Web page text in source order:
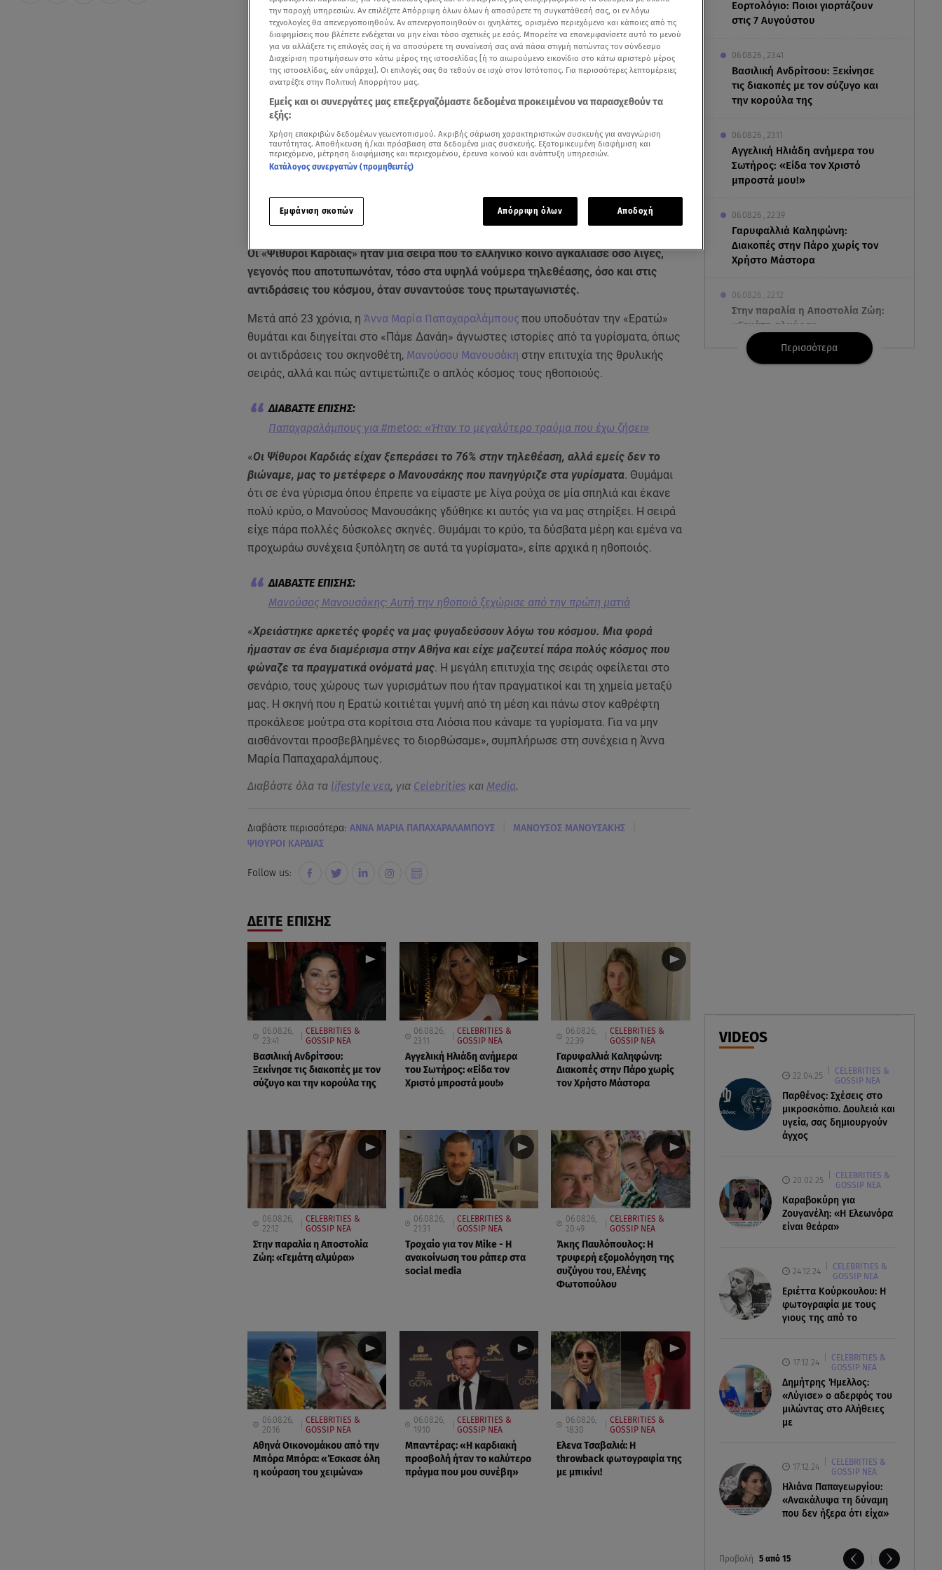
Εορτολόγιο: Ποιοι γιορτάζουν
στις 7 Αυγούστου
06.08.26 , 23:41
Βασιλική Ανδρίτσου: Ξεκίνησε
τις διακοπές με τον σύζυγο και
την κορούλα της
06.08.26 , 23:11
Αγγελική Ηλιάδη ανήμερα του
Σωτήρος: «Είδα τον Χριστό
μπροστά μου!»
06.08.26 , 22:39
Γαρυφαλλιά Καληφώνη:
Διακοπές στην Πάρο χωρίς τον
Χρήστο Μάστορα
06.08.26 , 22:12
Στην παραλία η Αποστολία Ζώη:
«Γεμάτη αλμύρα»
06.08.26 , 22:10
Αθηνά Οικονομάκου από την
Μπόρα Μπόρα: «Έσκασε όλη η
κούραση του χειμώνα»
06.08.26 , 20:04
Σαμοθράκη: Συγκλονιστική
διάσωση 15χρονης από
δύσβατο φαράγγι
Περισσότερα
VIDEOS
22.04.25
CELEBRITIES &
GOSSIP ΝΕΑ
Παρθένος: Σχέσεις στο
μικροσκόπιο. Δουλειά και
υγεία, σας δημιουργούν
άγχος
20.02.25
CELEBRITIES &
GOSSIP ΝΕΑ
Καραβοκύρη για
Ζουγανέλη: «Η Ελεωνόρα
είναι θεάρα»
24.12.24
CELEBRITIES &
GOSSIP ΝΕΑ
Εριέττα Κούρκουλου: Η
φωτογραφία με τους
γιους της από το
17.12.24
CELEBRITIES &
GOSSIP ΝΕΑ
Δημήτρης Ήμελλος:
«Λύγισε» ο αδερφός του
μιλώντας στο Αλήθειες
με
17.12.24
CELEBRITIES &
GOSSIP ΝΕΑ
Ηλιάνα Παπαγεωργίου:
«Ανακάλυψα τη δύναμη
που δεν ήξερα ότι είχα»
Προβολή 5 από 15
Add star.gr on Google
Οι «Ψίθυροι Καρδιάς» ήταν μία σειρά που το ελληνικό κοινό αγκάλιασε όσο λίγες,
γεγονός που αποτυπωνόταν, τόσο στα υψηλά νούμερα τηλεθέασης, όσο και στις
αντιδράσεις του κόσμου, όταν συναντούσε τους πρωταγωνιστές.
Μετά από 23 χρόνια, η Άννα Μαρία Παπαχαραλάμπουςπου υποδυόταν την «Ερατώ»
θυμάται και διηγείται στο «Πάμε Δανάη» άγνωστες ιστορίες από τα γυρίσματα, όπως
οι αντιδράσεις του σκηνοθέτη, Μανούσου Μανουσάκη στην επιτυχία της θρυλικής
σειράς, αλλά και πώς αντιμετώπιζε ο απλός κόσμος τους ηθοποιούς.
Παπαχαραλάμπους για #metoo: «Ήταν το μεγαλύτερο τραύμα που έχω ζήσει»
«Οι Ψίθυροι Καρδιάς είχαν ξεπεράσει το 76% στην τηλεθέαση, αλλά εμείς δεν το
βιώναμε, μας το μετέφερε ο Μανουσάκης που πανηγύριζε στα γυρίσματα. Θυμάμαι
ότι σε ένα γύρισμα όπου έπρεπε να είμαστε με λίγα ρούχα σε μία σπηλιά και έκανε
πολύ κρύο, ο Μανούσος Μανουσάκης γδύθηκε κι αυτός για να μας στηρίξει. Η σειρά
είχε πάρα πολλές δύσκολες σκηνές. Θυμάμαι το κρύο, τα δύσβατα μέρη και εμένα να
προχωράω συνέχεια ξυπόλητη σε αυτά τα γυρίσματα», είπε αρχικά η ηθοποιός.
Μανούσος Μανουσάκης: Αυτή την ηθοποιό ξεχώρισε από την πρώτη ματιά
«Χρειάστηκε αρκετές φορές να μας φυγαδεύσουν λόγω του κόσμου. Μια φορά
ήμασταν σε ένα διαμέρισμα στην Αθήνα και είχε μαζευτεί πάρα πολύς κόσμος που
φώναζε τα πραγματικά ονόματά μας. Η μεγάλη επιτυχία της σειράς οφείλεται στο
σενάριο, τους χώρους των γυρισμάτων που ήταν πραγματικοί και τη χημεία μεταξύ
μας. Η σκηνή που η Ερατώ κοιτιέται γυμνή από τη μέση και πάνω στον καθρέφτη
προκάλεσε μούτρα στα κορίτσια στα Λιόσια που κάναμε τα γυρίσματα. Για να μην
αισθάνονται προσβεβλημένες το διορθώσαμε», συμπλήρωσε στη συνέχεια η Άννα
Μαρία Παπαχαραλάμπους.
Διαβάστε όλα τα lifestyle νεα, για Celebritiesκαι Media.
Διαβάστε περισσότερα: ΑΝΝΑ ΜΑΡΙΑ ΠΑΠΑΧΑΡΑΛΑΜΠΟΥΣ ΜΑΝΟΥΣΟΣ ΜΑΝΟΥΣΑΚΗΣ
ΨΙΘΥΡΟΙ ΚΑΡΔΙΑΣ
Follow us:
ΔΕΙΤΕ ΕΠΙΣΗΣ
06.08.26,
23:41
CELEBRITIES &
GOSSIP ΝΕΑ
Βασιλική Ανδρίτσου:
Ξεκίνησε τις διακοπές με τον
σύζυγο και την κορούλα της
06.08.26,
23:11
CELEBRITIES &
GOSSIP ΝΕΑ
Αγγελική Ηλιάδη ανήμερα
του Σωτήρος: «Είδα τον
Χριστό μπροστά μου!»
06.08.26,
22:39
CELEBRITIES &
GOSSIP ΝΕΑ
Γαρυφαλλιά Καληφώνη:
Διακοπές στην Πάρο χωρίς
τον Χρήστο Μάστορα
06.08.26,
22:12
CELEBRITIES &
GOSSIP ΝΕΑ
Στην παραλία η Αποστολία
Ζώη: «Γεμάτη αλμύρα»
06.08.26,
21:31
CELEBRITIES &
GOSSIP ΝΕΑ
Τροχαίο για τον Mike - Η
ανακοίνωση του ράπερ στα
social media
06.08.26,
20:49
CELEBRITIES &
GOSSIP ΝΕΑ
Άκης Παυλόπουλος: Η
τρυφερή εξομολόγηση της
συζύγου του, Ελένης
Φωτοπούλου
06.08.26,
20:16
CELEBRITIES &
GOSSIP ΝΕΑ
Αθηνά Οικονομάκου από την
Μπόρα Μπόρα: «Έσκασε όλη
η κούραση του χειμώνα»
06.08.26,
19:10
CELEBRITIES &
GOSSIP ΝΕΑ
Μπαντέρας: «Η καρδιακή
προσβολή ήταν το καλύτερο
πράγμα που μου συνέβη»
06.08.26,
18:30
CELEBRITIES &
GOSSIP ΝΕΑ
Ελενα Τσαβαλιά: Η
throwback φωτογραφία της
με μπικίνι!
την παροχή υπηρεσιών. Αν επιλέξετε Απόρριψη όλων όλων ή αποσύρετε τη συγκατάθεσή σας, οι εν λόγω
τεχνολογίες θα απενεργοποιηθούν. Αν απενεργοποιηθούν οι ιχνηλάτες, ορισμένο περιεχόμενο και κάποιες από τις
διαφημίσεις που βλέπετε ενδέχεται να μην είναι τόσο σχετικές με εσάς. Μπορείτε να επανεμφανίσετε αυτό το μενού
για να αλλάξετε τις επιλογές σας ή να αποσύρετε τη συναίνεσή σας ανά πάσα στιγμή πατώντας τον σύνδεσμο
Διαχείριση προτιμήσεων στο κάτω μέρος της ιστοσελίδας [ή το αιωρούμενο εικονίδιο στο κάτω αριστερό μέρος
της ιστοσελίδας, εάν υπάρχει]. Οι επιλογές σας θα τεθούν σε ισχύ στον Ιστότοπος. Για περισσότερες λεπτομέρειες
ανατρέξτε στην Πολιτική Απορρήτου μας.
Εμείς και οι συνεργάτες μας επεξεργαζόμαστε δεδομένα προκειμένου να παρασχεθούν τα
εξής:
Χρήση επακριβών δεδομένων γεωεντοπισμού. Ακριβής σάρωση χαρακτηριστικών συσκευής για αναγνώριση
ταυτότητας. Αποθήκευση ή/και πρόσβαση στα δεδομένα μιας συσκευής. Εξατομικευμένη διαφήμιση και
περιεχόμενο, μέτρηση διαφήμισης και περιεχομένου, έρευνα κοινού και ανάπτυξη υπηρεσιών.
Κατάλογος συνεργατών (προμηθευτές)
Εμφάνιση σκοπών Απόρριψη όλων Αποδοχή